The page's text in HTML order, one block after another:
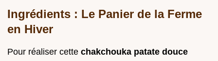
Ingrédients : Le Panier de la Ferme
en Hiver
Pour réaliser cette chakchouka patate douce